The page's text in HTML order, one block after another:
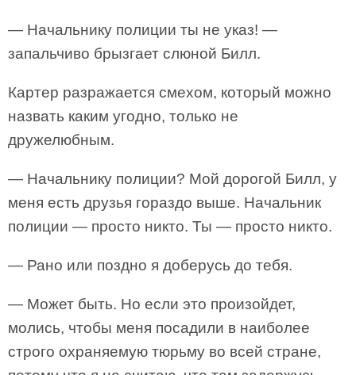
— Начальнику полиции ты не указ! —
запальчиво брызгает слюной Билл.
Картер разражается смехом, который можно
назвать каким угодно, только не
дружелюбным.
— Начальнику полиции? Мой дорогой Билл, у
меня есть друзья гораздо выше. Начальник
полиции — просто никто. Ты — просто никто.
— Рано или поздно я доберусь до тебя.
— Может быть. Но если это произойдет,
молись, чтобы меня посадили в наиболее
строго охраняемую тюрьму во всей стране,